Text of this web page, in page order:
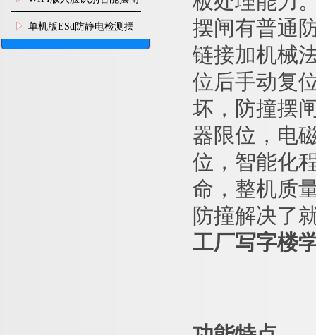
机
单机版ESd防静电检测摆
闸机
摆闸有普通
链接加机械
位后手动复
坏，防撞摆
器限位，电
位，智能化
命，整机质
防撞解决了
工厂写字楼